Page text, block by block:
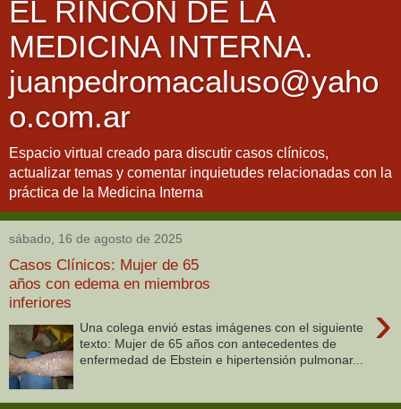
EL RINCÓN DE LA
MEDICINA INTERNA.
juanpedromacaluso@yaho
o.com.ar
Espacio virtual creado para discutir casos clínicos,
actualizar temas y comentar inquietudes relacionadas con la
práctica de la Medicina Interna
sábado, 16 de agosto de 2025
Casos Clínicos: Mujer de 65
años con edema en miembros
inferiores
›
Una colega envió estas imágenes con el siguiente
texto: Mujer de 65 años con antecedentes de
enfermedad de Ebstein e hipertensión pulmonar...